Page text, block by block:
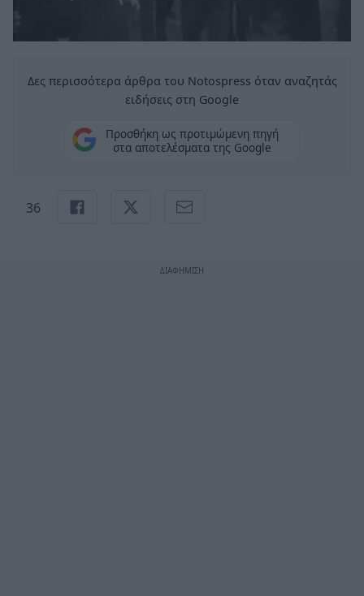
Δες περισσότερα άρθρα του Notospress όταν αναζητάς
ειδήσεις στη Google
Προσθήκη ως προτιμώμενη πηγή
στα αποτελέσματα της Google
36